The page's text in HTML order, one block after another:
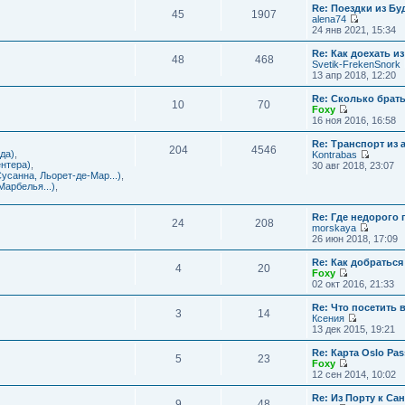
ю
о
б
щ
е
н
и
ю
е
м
у
с
о
о
б
щ
е
и
ю
л
д
н
е
м
у
с
о
б
щ
е
н
и
к
п
о
л
е
д
н
е
у
с
о
о
б
и
ю
45 1907
Re: Поездки из
alena74
П
е
р
е
й
т
к
п
о
л
е
д
с
о
о
щ
н
и
ю
24 янв 2021, 15:34
48 468
Re: Как доехать
Svetik-FrekenSnork
13 апр 2018, 12:20
10 70
Re: Сколько
Foxy
П
е
р
е
й
т
п
о
с
л
е
д
н
е
с
о
о
щ
н
и
ю
16 ноя 2016, 16:58
Льорет-де-Мар...)
204 4546
Re: Транспорт из
Kontrabas
П
й
т
п
о
л
е
д
е
с
о
о
щ
30 авг 2018, 23:07
24 208
Re: Где недорого
morskaya
П
е
р
е
й
т
к
п
о
л
д
н
е
26 июн 2018, 17:09
4 20
Re: Как
Foxy
П
е
р
е
й
т
к
п
о
л
02 окт 2016, 21:33
3 14
Re: Что посетить
Ксения
П
е
р
е
й
т
13 дек 2015, 19:21
5 23
Re: Карта Oslo
Foxy
П
е
р
12 сен 2014, 10:02
Re: Из Порту к